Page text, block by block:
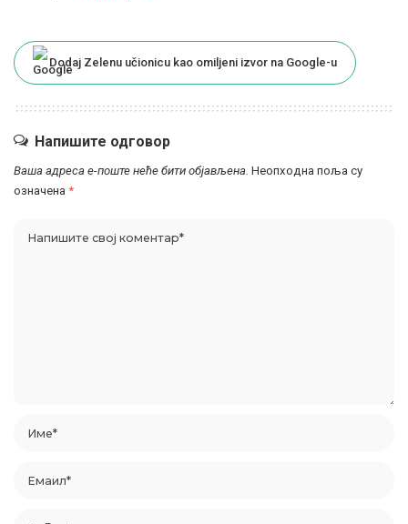
Dodaj Zelenu učionicu kao omiljeni izvor na Google-u
Напишите одговор
Ваша адреса е-поште неће бити објављена. Неопходна поља су
означена *